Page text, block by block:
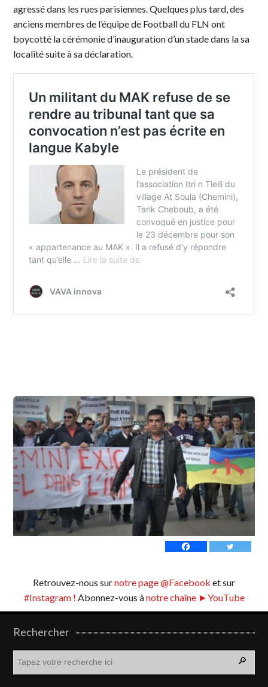
agressé dans les rues parisiennes. Quelques plus tard, des
anciens membres de l’équipe de Football du FLN ont
boycotté la cérémonie d’inauguration d’un stade dans la sa
localité suite à sa déclaration.
Retrouvez-nous surnotre page @Facebook et sur
#Instagram ! Abonnez-vous ànotre chaîne ►YouTube
Rechercher